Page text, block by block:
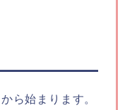
ら始まります。